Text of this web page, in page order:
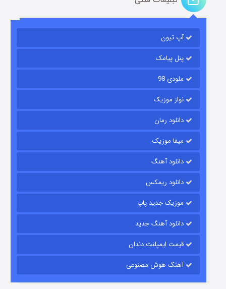
باب اسفنجی فصل ۱۷
قسمت۶ (زیرنویس) منتشر شد
قسمت۱۵ (دوبله) منتشر شد
آپ تیون
پنل پیامک
ملودی 98
نواز موزیک
دانلود رمان
میفا موزیک
دانلود آهنگ
دانلود ریمکس
موزیک جدید پاپ
دانلود آهنگ جدید
قیمت ایمپلنت دندان
آهنگ هوش مصنوعی